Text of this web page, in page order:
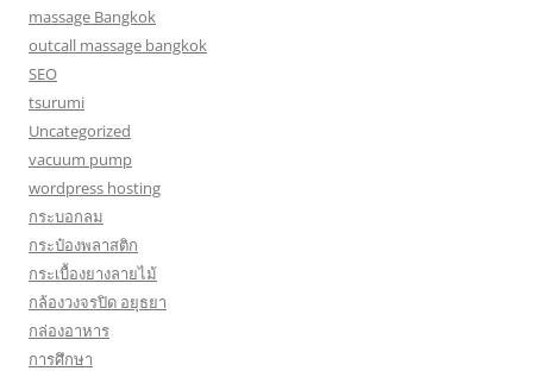
massage Bangkok
outcall massage bangkok
SEO
tsurumi
Uncategorized
vacuum pump
wordpress hosting
กระบอกลม
กระป๋องพลาสติก
กระเบื้องยางลายไม้
กล้องวงจรปิด อยุธยา
กล่องอาหาร
การศึกษา